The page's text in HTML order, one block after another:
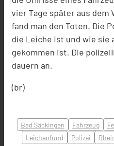
vier Tage später aus dem
fand man den Toten. Die
die Leiche ist und wie sie
gekommen ist. Die
dauern an.
(br)
Bad Säckingen Fahrzeug
Leichenfund
Polizei